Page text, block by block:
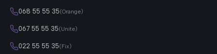
068 55 55 35(Orange)
067 55 55 35(Unite)
022 55 55 35(Fix)